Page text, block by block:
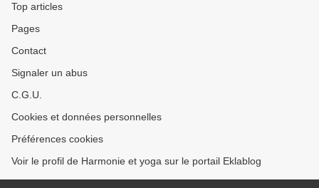
Top articles
Pages
Contact
Signaler un abus
C.G.U.
Cookies et données personnelles
Préférences cookies
Voir le profil de Harmonie et yoga sur le portail Eklablog